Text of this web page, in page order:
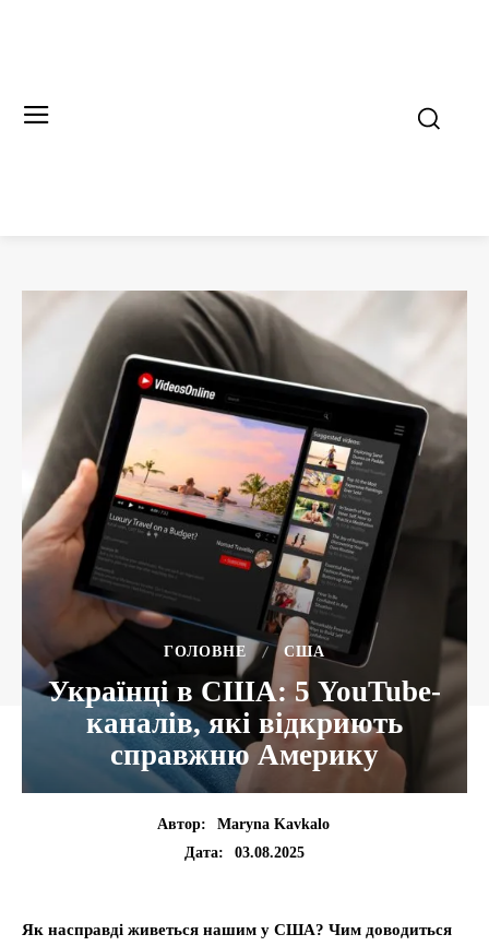
ГОЛОВНЕ США
Українці в США: 5 YouTube-
каналів, які відкриють
справжню Америку
Автор:
Maryna Kavkalo
Дата:
03.08.2025
Як насправді живеться нашим у США? Чим доводиться